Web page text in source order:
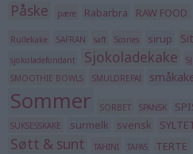
Påske pære Rabarbra RAW FOOD
Rullekake SAFRAN saft Scones sirup
sjokoladefondant Sjokoladekake
SMOOTHIE BOWLS
SMULDREPAI
Sommer SORBET SPANSK
SUKSESSKAKE
surmelk svensk
Søtt & sunt TAHINI TAPAS TERTE